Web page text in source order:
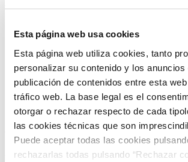
Esta página web usa cookies
Esta página web utiliza cookies, tanto
personalizar su contenido y los
publicación de contenidos entre esta
tráfico web. La base legal es el
otorgar o rechazar respecto de cada
las cookies técnicas que son
Puede aceptar todas las cookies
rechazarlas todas pulsando “Rechazar
FUNDACIÓN CANAL
Sobre nosotros
Visítanos
Tienda
CONTACTO
C/ Mateo Inurria, 2
28036 Madrid